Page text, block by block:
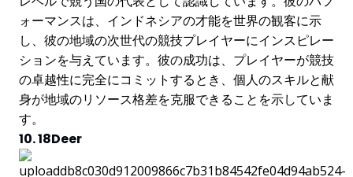
ォーマンスは、インドネシアの才能を世界の観客に示
し、彼の地域の次世代の競技プレイヤーにインスピレー
ションを与えています。彼の成功は、プレイヤーが競技
の卓越性に完全にコミットするとき、個人のスキルと献
身が地域のリソース格差を克服できることを示していま
す。
10. 18Deer